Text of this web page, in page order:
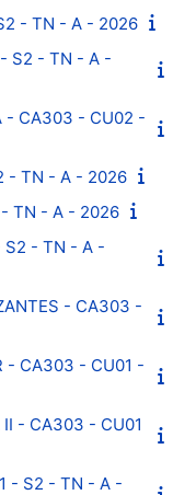
- TN - A - 2026
S2 - TN - A -
- CA303 - CU02 -
- TN - A - 2026
TN - A - 2026
S2 - TN - A -
- CA303 -
- CA303 - CU01 -
II - CA303 - CU01
- S2 - TN - A -